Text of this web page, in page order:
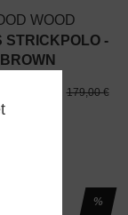
WOOD
STRICKPOLO -
BROWN
179,00 €
%